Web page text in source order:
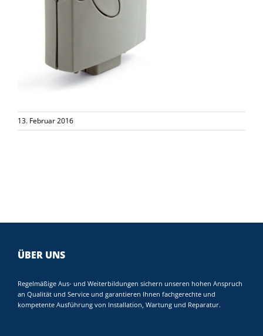
13. Februar 2016
ÜBER UNS
Regelmäßige Aus- und Weiterbildungen sichern unseren hohen Anspruch
an Qualität und Service und garantieren Ihnen fachgerechte und
kompetente Ausführung von Installation, Wartung und Reparatur.